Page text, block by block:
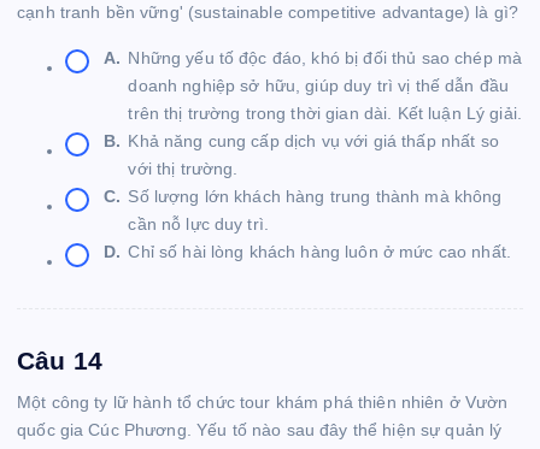
cạnh tranh bền vững' (sustainable competitive advantage) là gì?
A. Những yếu tố độc đáo, khó bị đối thủ sao chép mà
doanh nghiệp sở hữu, giúp duy trì vị thế dẫn đầu
trên thị trường trong thời gian dài. Kết luận Lý giải.
B. Khả năng cung cấp dịch vụ với giá thấp nhất so
với thị trường.
C. Số lượng lớn khách hàng trung thành mà không
cần nỗ lực duy trì.
D. Chỉ số hài lòng khách hàng luôn ở mức cao nhất.
Câu 14
Một công ty lữ hành tổ chức tour khám phá thiên nhiên ở Vườn
quốc gia Cúc Phương. Yếu tố nào sau đây thể hiện sự quản lý